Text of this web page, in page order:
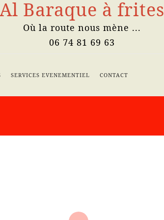
Al Baraque à frites
Où la route nous mène ...
06 74 81 69 63
SERVICES EVENEMENTIEL CONTACT